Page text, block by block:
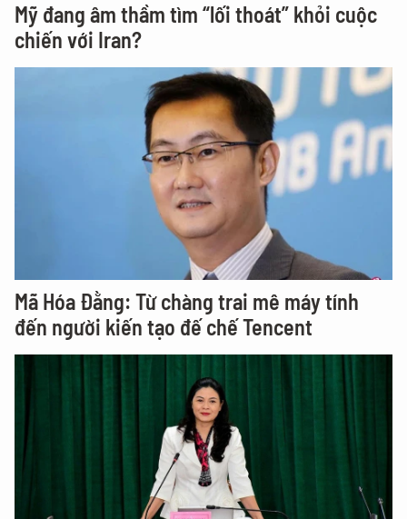
Mỹ đang âm thầm tìm “lối thoát” khỏi cuộc
chiến với Iran?
Mã Hóa Đằng: Từ chàng trai mê máy tính
đến người kiến tạo đế chế Tencent